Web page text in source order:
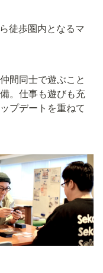
徒歩圏内となるマ
間同士で遊ぶこと
。仕事も遊びも充
プデートを重ねて